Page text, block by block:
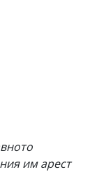
им арест